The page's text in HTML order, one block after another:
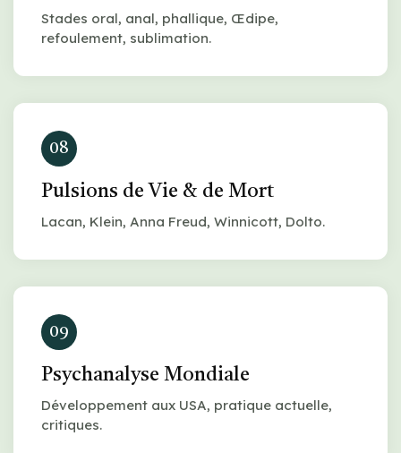
Stades oral, anal, phallique, Œdipe,
refoulement, sublimation.
08
Pulsions de Vie & de Mort
Lacan, Klein, Anna Freud, Winnicott, Dolto.
09
Psychanalyse Mondiale
Développement aux USA, pratique actuelle,
critiques.